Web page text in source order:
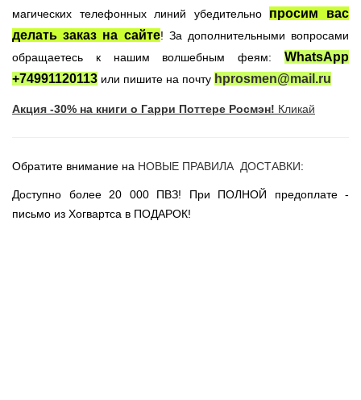
Гарри Поттер на английском
Настольные игры
Атрибутика Гарри Поттер
Одежда Гарри Поттер
Новогодние игрушки
магических телефонных линий убедительно просим вас
делать заказ на сайте! За дополнительными вопросами
обращаетесь к нашим волшебным феям:
WhatsApp
+74991120113 или пишите на почту hprosmen@mail.ru
Акция -30% на книги о Гарри Поттере Росмэн! Кликай
Обратите внимание на НОВЫЕ ПРАВИЛА ДОСТАВКИ:
Доступно более 20 000 ПВЗ! При ПОЛНОЙ предоплате -
письмо из Хогвартса в ПОДАРОК!